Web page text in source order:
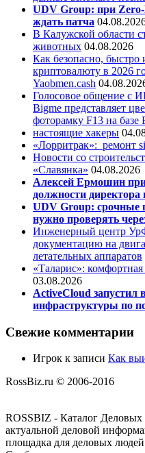
UDV Group: при
ждать патча
В Калужской области
животных 04.08.2026
Как безопасно, быстро
криптовалюту в 2026
Yaobmen.cash
Голосовое общение с
Bigme представляет
фоторамку F13 на базе
настоящие хакеры
«Лорритрак»: ремонт
Новости со
«Славянка» 04.08.2026
Алексей Ермошин
должности директора
UDV Group: срочные
нужно проверять
Инженерный центр
документацию на
летательных аппаратов
«Таларис»:
03.08.2026
ActiveCloud запустил
инфраструктуры по
Свежие комментарии
Игрок к записи Как
RossBiz.ru © 2006-2016
ROSSBIZ - Каталог
актуальной деловой
площадка для деловых